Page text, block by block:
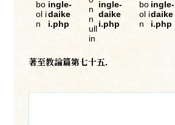
bo
ol i
n
ingle-
daike
i.php
n
n
ull
in
ingle-
daike
i.php
bo
ol i
n
ingle-
daike
i.php
著至教論篇第七十五．